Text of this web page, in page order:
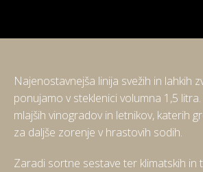
Najenostavnejša linija svežih in lahkih
ponujamo v steklenici volumna 1,5
mlajših vinogradov in letnikov, katerih
za daljše zorenje v hrastovih sodih.
Zaradi sortne sestave ter klimatskih in